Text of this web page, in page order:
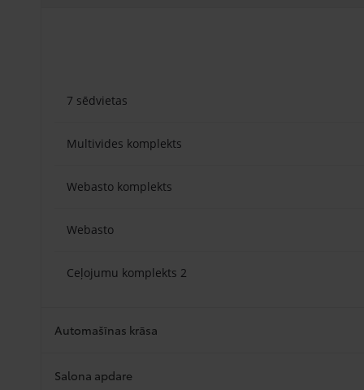
7 sēdvietas
Multivides komplekts
Webasto komplekts
Webasto
Ceļojumu komplekts 2
Automašīnas krāsa
Salona apdare